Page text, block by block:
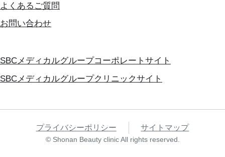
よくあるご質問
お問い合わせ
SBCメディカルグループコーポレートサイト
SBCメディカルグループクリニックサイト
プライバシーポリシー サイトマップ
© Shonan Beauty clinic All rights reserved.